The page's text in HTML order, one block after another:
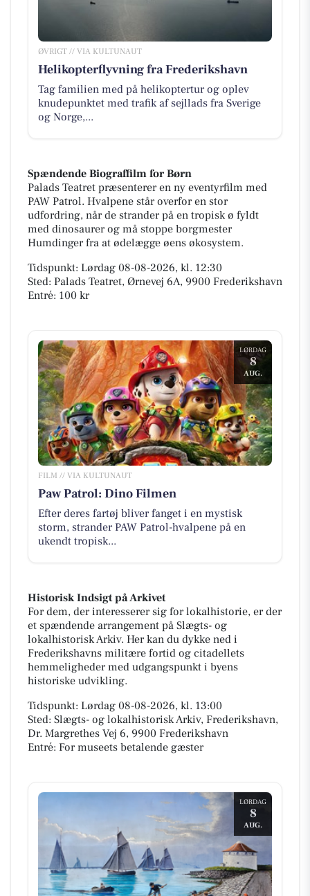
ØVRIGT // VIA KULTUNAUT
Helikopterflyvning fra Frederikshavn
Tag familien med på helikoptertur og oplev
knudepunktet med trafik af sejllads fra Sverige
og Norge,...
Spændende Biograffilm for Børn
Palads Teatret præsenterer en ny eventyrfilm med
PAW Patrol. Hvalpene står overfor en stor
udfordring, når de strander på en tropisk ø fyldt
med dinosaurer og må stoppe borgmester
Humdinger fra at ødelægge øens økosystem.
Tidspunkt: Lørdag 08-08-2026, kl. 12:30
Sted: Palads Teatret, Ørnevej 6A, 9900 Frederikshavn
Entré: 100 kr
LØRDAG
8
AUG.
FILM // VIA KULTUNAUT
Paw Patrol: Dino Filmen
Efter deres fartøj bliver fanget i en mystisk
storm, strander PAW Patrol-hvalpene på en
ukendt tropisk...
Historisk Indsigt på Arkivet
For dem, der interesserer sig for lokalhistorie, er der
et spændende arrangement på Slægts- og
lokalhistorisk Arkiv. Her kan du dykke ned i
Frederikshavns militære fortid og citadellets
hemmeligheder med udgangspunkt i byens
historiske udvikling.
Tidspunkt: Lørdag 08-08-2026, kl. 13:00
Sted: Slægts- og lokalhistorisk Arkiv, Frederikshavn,
Dr. Margrethes Vej 6, 9900 Frederikshavn
Entré: For museets betalende gæster
LØRDAG
8
AUG.